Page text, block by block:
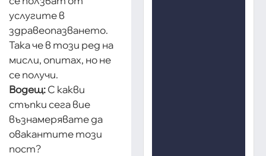
услугите в
здравеопазването.
Така че в този ред на
мисли, опитах, но не
се получи.
Водещ:С какви
стъпки сега вие
възнамерявате да
овакантите този
пост?